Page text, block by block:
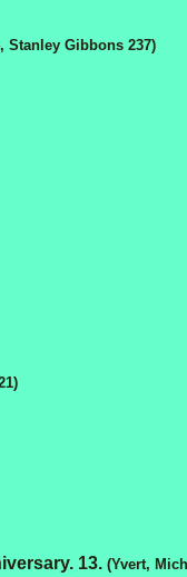
Stanley Gibbons 237)
13. (Yvert,